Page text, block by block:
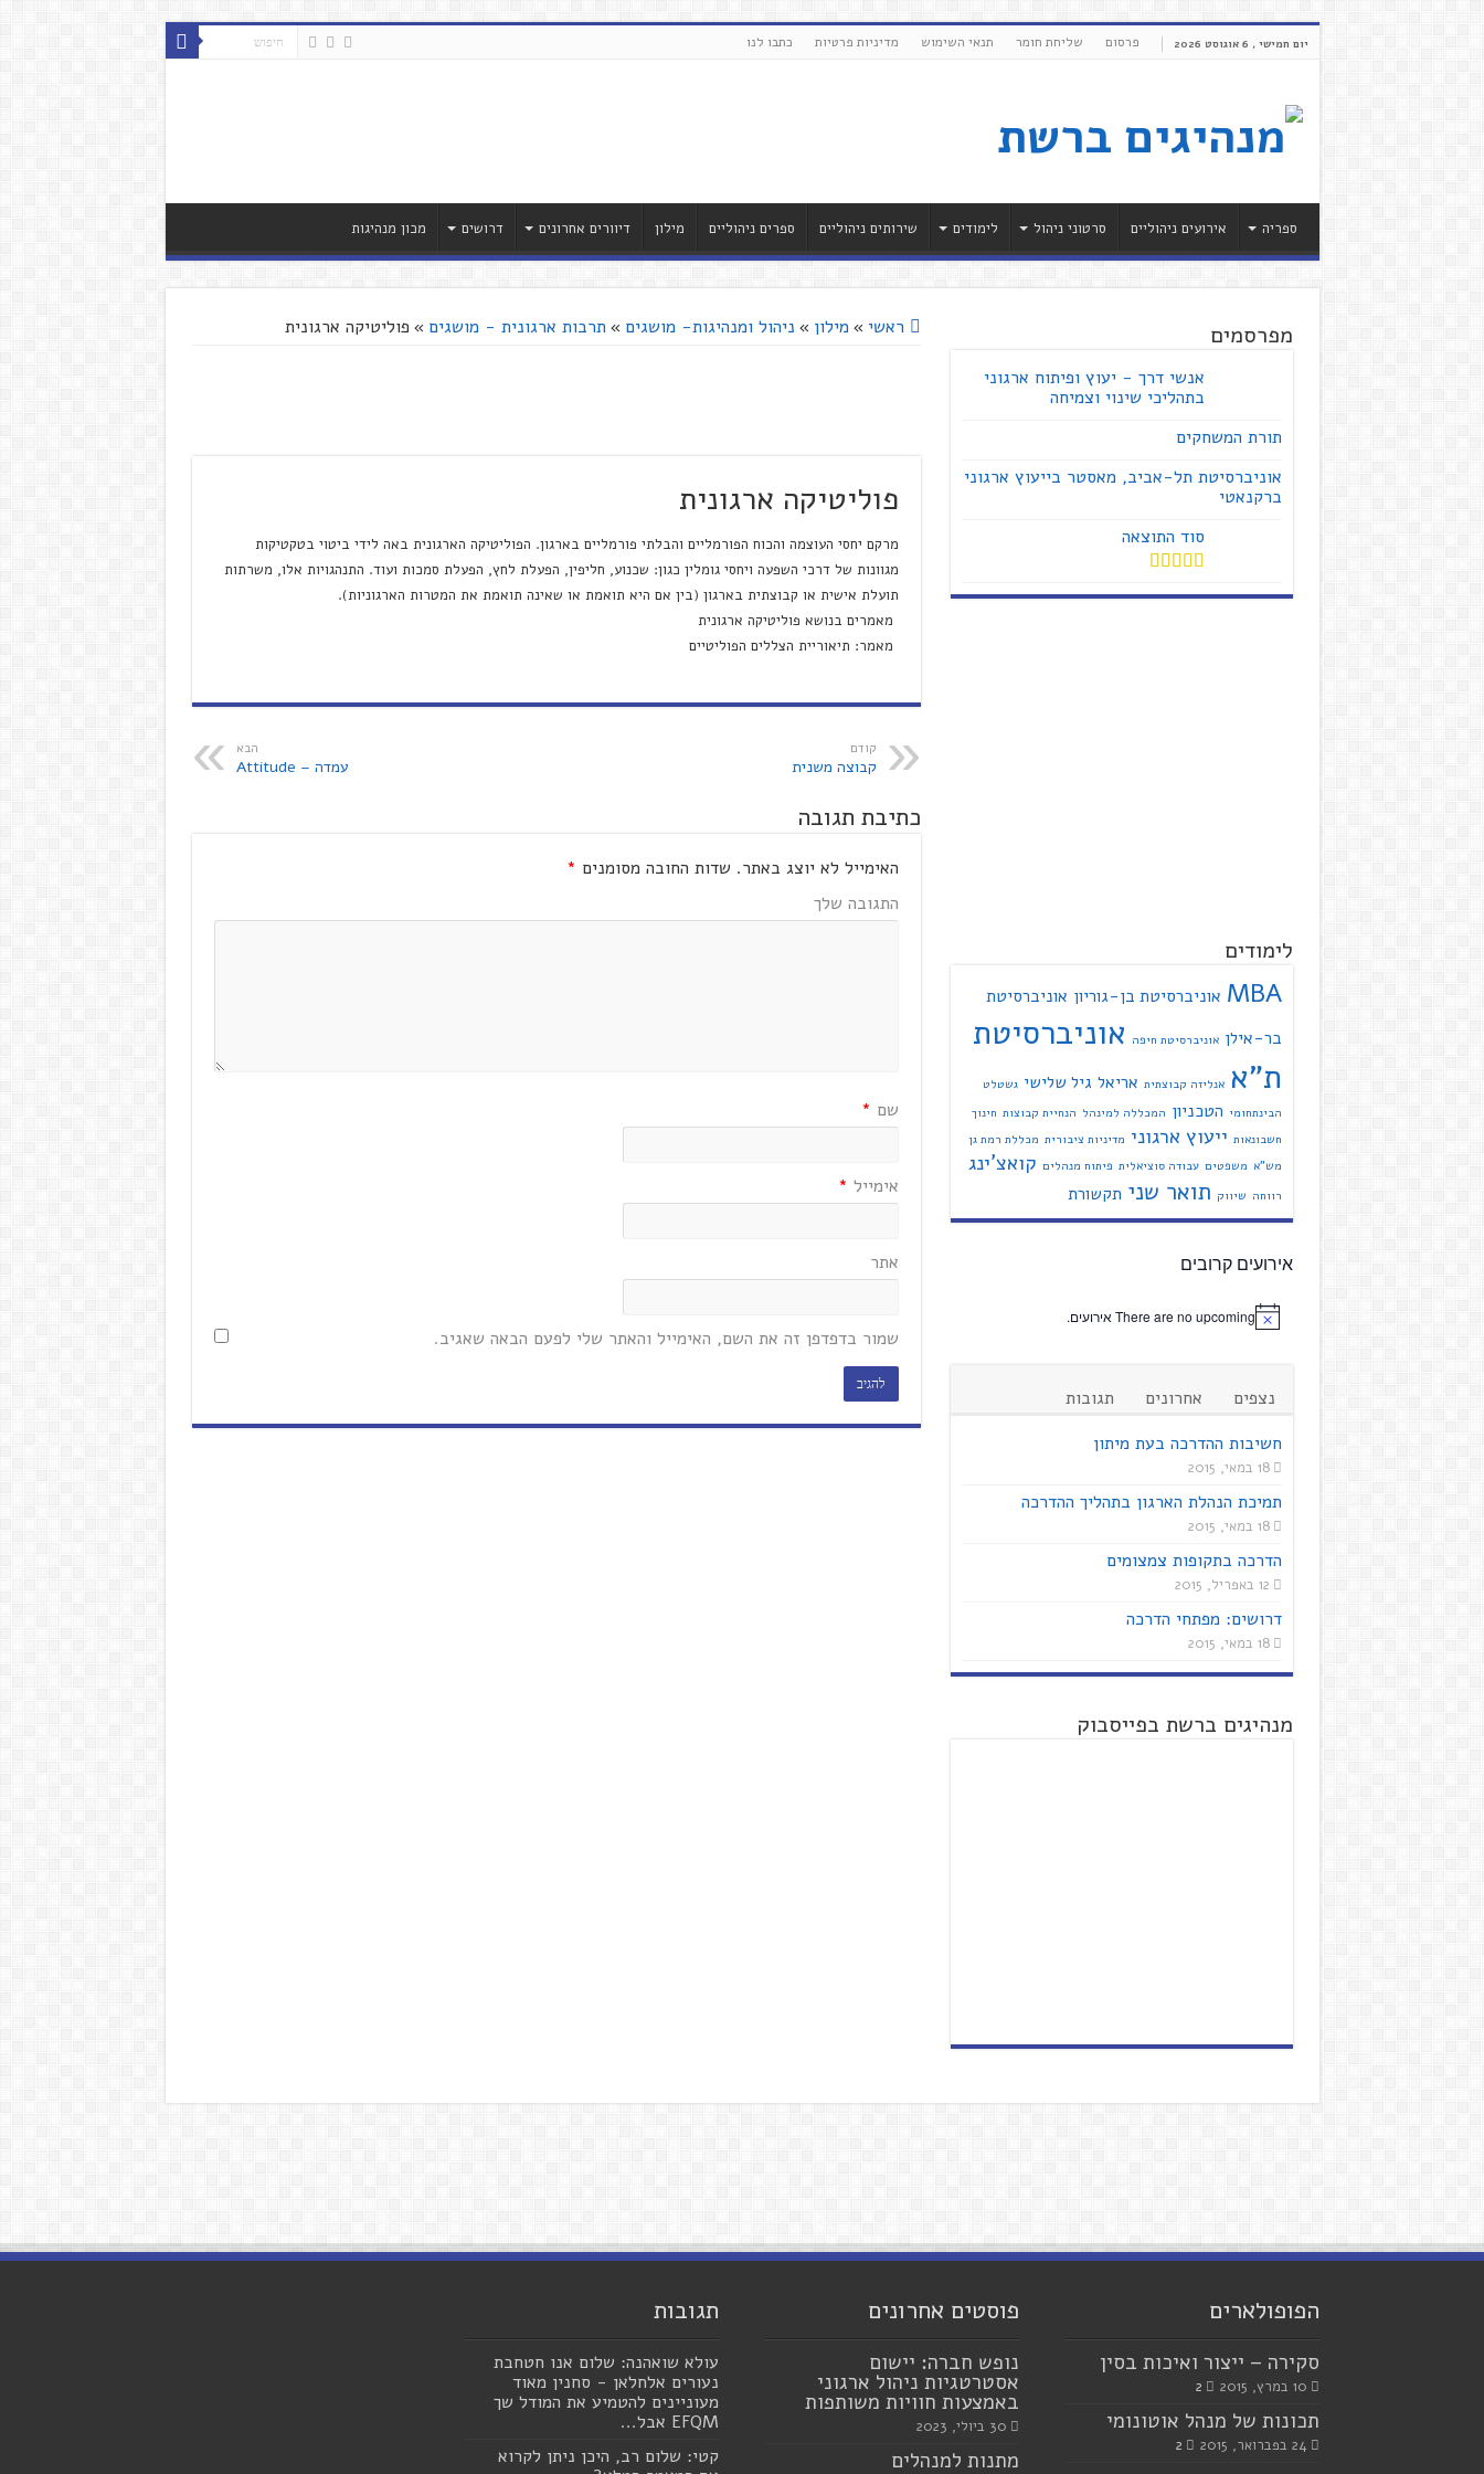
יום חמישי , 6 אוגוסט 2026 פרסום שליחת חומר תנאי השימוש מדיניות פרטיות כתבו לנו
ספריה אירועים ניהוליים סרטוני ניהול לימודים שירותים ניהוליים ספרים ניהוליים מילון דיוורים אחרונים דרושים מכון מנהיגות
ראשי » מילון » ניהול ומנהיגות- מושגים » תרבות ארגונית - מושגים » פוליטיקה ארגונית
פוליטיקה ארגונית
מרקם יחסי העוצמה והכוח הפורמליים והבלתי פורמליים בארגון. הפוליטיקה הארגונית באה לידי ביטוי בטקטיקות
מגוונות של דרכי השפעה ויחסי גומלין כגון: שכנוע, חליפין, הפעלת לחץ, הפעלת סמכות ועוד. התנהגויות אלו, משרתות
תועלת אישית או קבוצתית בארגון (בין אם היא תואמת או שאינה תואמת את המטרות הארגוניות).
מאמרים בנושא פוליטיקה ארגונית
מאמר: תיאוריית הצללים הפוליטיים
קודם
קבוצה משנית
הבא
עמדה – Attitude
כתיבת תגובה
האימייל לא יוצג באתר. שדות החובה מסומנים *
התגובה שלך
שם *
אימייל *
אתר
שמור בדפדפן זה את השם, האימייל והאתר שלי לפעם הבאה שאגיב.
מפרסמים
אנשי דרך - יעוץ ופיתוח ארגוני
בתהליכי שינוי וצמיחה
תורת המשחקים
אוניברסיטת תל-אביב, מאסטר בייעוץ ארגוני
ברקנאטי
סוד התוצאה
לימודים
MBA אוניברסיטת בן-גוריון אוניברסיטת
בר-אילן אוניברסיטת חיפה אוניברסיטת
ת"א אנליזה קבוצתית אריאל גיל שלישי גשטלט
הבינתחומי הטכניון המכללה למינהל הנחיית קבוצות חינוך
חשבונאות ייעוץ ארגוני מדיניות ציבורית מכללת רמת גן
מש"א משפטים עבודה סוציאלית פיתוח מנהלים קואצ'ינג
רווחה שיווק תואר שני תקשורת
אירועים קרובים
There are no upcoming אירועים.
נצפים אחרונים
תגובות
חשיבות ההדרכה בעת מיתון
18 במאי, 2015
תמיכת הנהלת הארגון בתהליך ההדרכה
18 במאי, 2015
הדרכה בתקופות צמצומים
12 באפריל, 2015
דרושים: מפתחי הדרכה
18 במאי, 2015
מנהיגים ברשת בפייסבוק
הפופולארים
סקירה – ייצור ואיכות בסין
10 במרץ, 2015 2
תכונות של מנהל אוטונומי
24 בפברואר, 2015 2
פוסטים אחרונים
נופש חברה: יישום
אסטרטגיות ניהול ארגוני
באמצעות חוויות משותפות
30 ביולי, 2023
מתנות למנהלים
תגובות
עולא שואהנה: שלום אנו חטחבת
נעורים אלחלאן - סחנין מאוד
מעוניינים להטמיע את המודל שך
EFQM אבל...
קטי: שלום רב, היכן ניתן לקרוא